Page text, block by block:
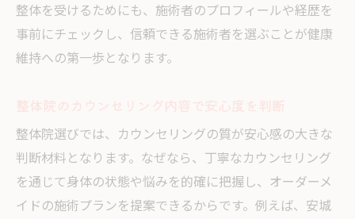
整体を受けるためにも、施術者のプロフィールや経歴を
事前にチェックし、信頼できる施術者を選ぶことが健康
維持への第一歩となります。
整体院選びでは、カウンセリングの質が安心感の大きな
判断材料となります。なぜなら、丁寧なカウンセリング
を通じて身体の状態や悩みを的確に把握し、オーダーメ
イドの施術プランを提案できるからです。例えば、安城